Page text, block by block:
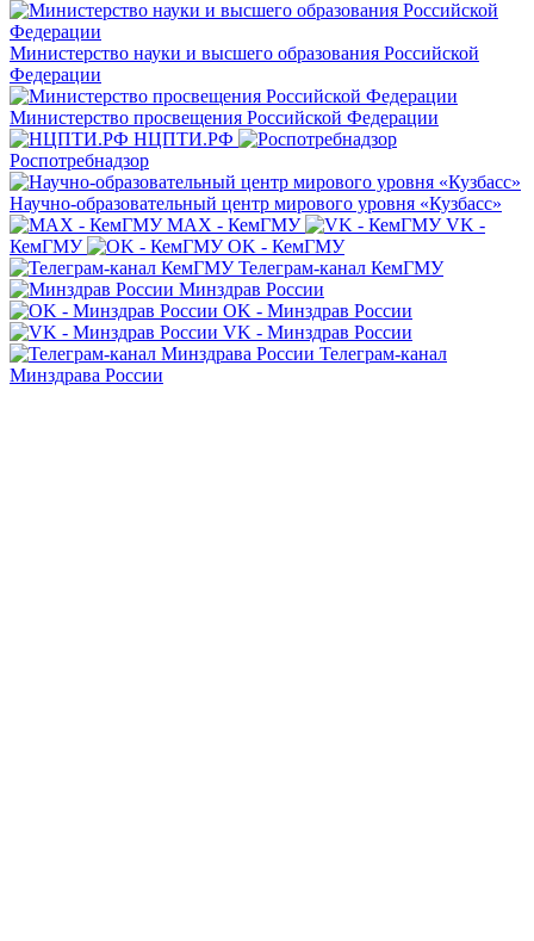
Министерство науки и высшего образования Российской
Федерации
Министерство просвещения Российской Федерации
НЦПТИ.РФ
Роспотребнадзор
Научно-образовательный центр мирового уровня «Кузбасс»
MAX - КемГМУ
VK -
КемГМУ
OK - КемГМУ
Телеграм-канал КемГМУ
Минздрав России
OK - Минздрав России
VK - Минздрав России
Телеграм-канал
Минздрава России